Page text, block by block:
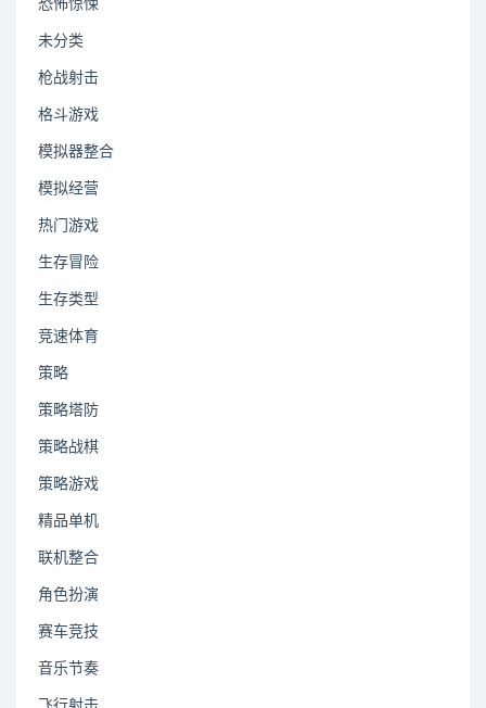
恐怖惊悚
未分类
枪战射击
格斗游戏
模拟器整合
模拟经营
热门游戏
生存冒险
生存类型
竞速体育
策略
策略塔防
策略战棋
策略游戏
精品单机
联机整合
角色扮演
赛车竞技
音乐节奏